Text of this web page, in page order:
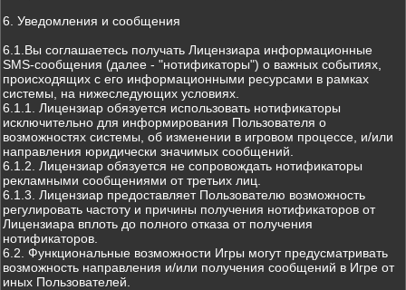
6. Уведомления и сообщения
6.1.Вы соглашаетесь получать Лицензиара информационные
SMS-сообщения (далее - "нотификаторы") о важных событиях,
происходящих с его информационными ресурсами в рамках
системы, на нижеследующих условиях.
6.1.1. Лицензиар обязуется использовать нотификаторы
исключительно для информирования Пользователя о
возможностях системы, об изменении в игровом процессе, и/или
направления юридически значимых сообщений.
6.1.2. Лицензиар обязуется не сопровождать нотификаторы
рекламными сообщениями от третьих лиц.
6.1.3. Лицензиар предоставляет Пользователю возможность
регулировать частоту и причины получения нотификаторов от
Лицензиара вплоть до полного отказа от получения
нотификаторов.
6.2. Функциональные возможности Игры могут предусматривать
возможность направления и/или получения сообщений в Игре от
иных Пользователей.